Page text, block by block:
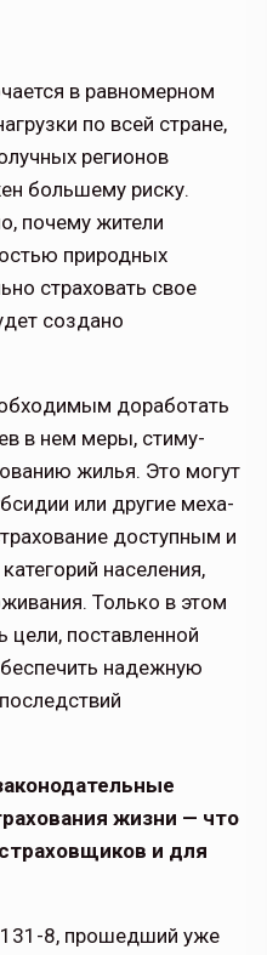
в равномерном
по всей стране,
регионов
больше­му риску.
почему жители
природных
страховать свое
создано
доработать
в нем меры, стиму­
жилья. Это могут
или другие меха­
доступным и
населения,
Только в этом
поставленной
надежную
жизни — что
и для
8, прошедший уже